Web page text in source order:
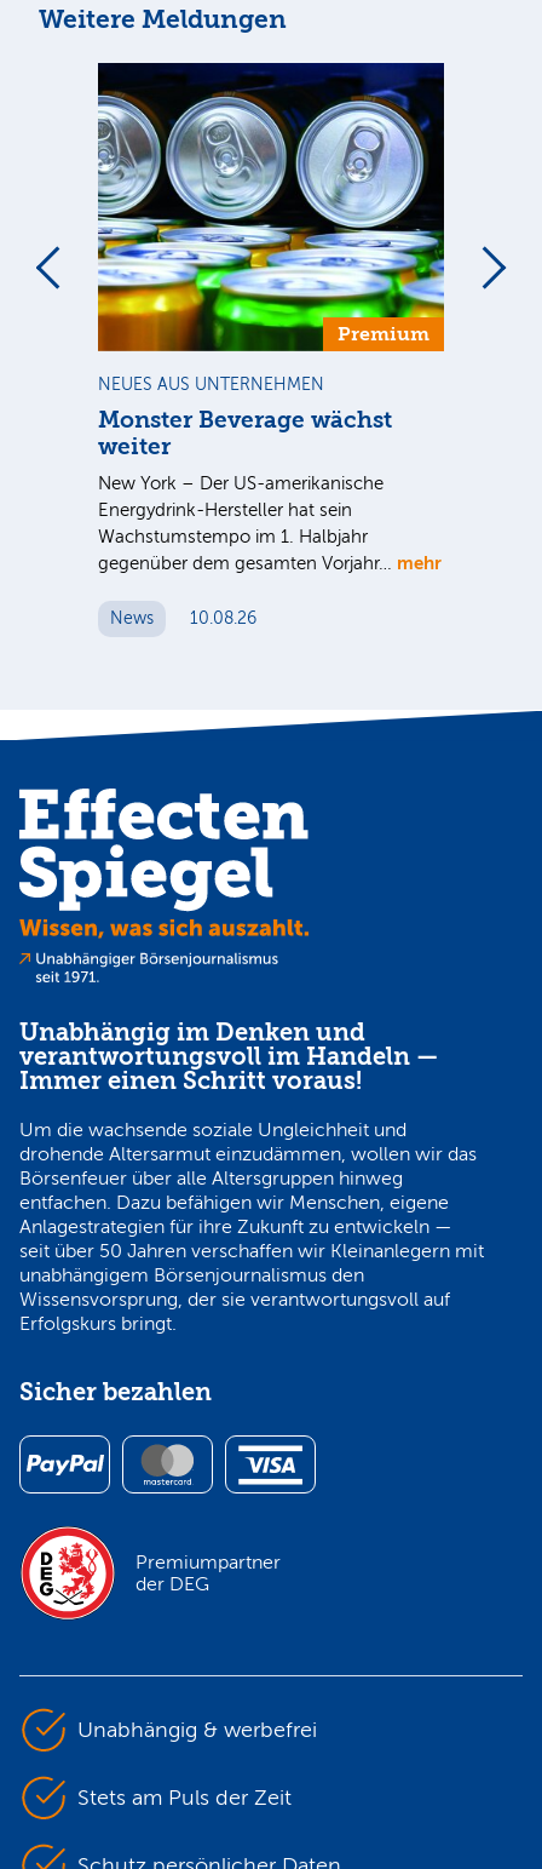
Weitere Meldungen
Premium
NEUES AUS UNTERNEHMEN
Monster Beverage wächst
weiter
New York – Der US-amerikanische
Energydrink-Hersteller hat sein
Wachstumstempo im 1. Halbjahr
gegenüber dem gesamten Vorjahr… mehr
News 10.08.26
Unabhängig im Denken und
verantwortungsvoll im Handeln —
Immer einen Schritt voraus!
Um die wachsende soziale Ungleichheit und
drohende Altersarmut einzudämmen, wollen wir das
Börsenfeuer über alle Altersgruppen hinweg
entfachen. Dazu befähigen wir Menschen, eigene
Anlagestrategien für ihre Zukunft zu entwickeln —
seit über 50 Jahren verschaffen wir Kleinanlegern mit
unabhängigem Börsenjournalismus den
Wissensvorsprung, der sie verantwortungsvoll auf
Erfolgskurs bringt.
Sicher bezahlen
Premiumpartner
der DEG
Unabhängig & werbefrei
Stets am Puls der Zeit